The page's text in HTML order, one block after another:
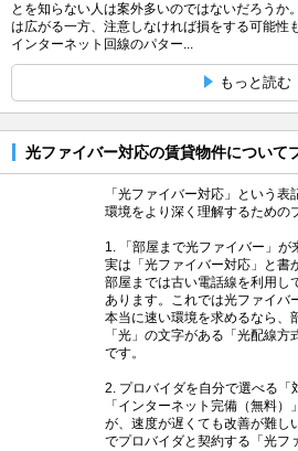
とを知らない人は案外多いのではないだろうか
は広がる一方、注意しなければ損をする可能性
インターネット回線のパター...
もっと読む
光ファイバー対応の賃貸物件について
「光ファイバー対応」という
環境をより深く理解するための
1. 「部屋まで光ファイバー」が
実は「光ファイバー対応」と書
部屋までは古い電話線を利用し
あります。これでは光ファイバ
本当に速い環境を求めるなら、
「光」の文字がある「光配線
です。
2. プロバイダを自分で選べる「
「インターネット完備（無料
が、速度が遅くても改善が難し
でプロバイダと契約する「光フ